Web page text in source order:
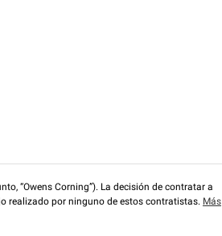
“Owens Corning”). La decisión de contratar a
realizado por ninguno de estos contratistas. Más